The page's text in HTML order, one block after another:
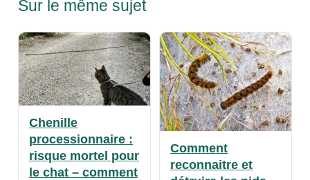
Sur le même sujet
Chenille
processionnaire :
risque mortel pour
le chat – comment
Comment
reconnaitre et